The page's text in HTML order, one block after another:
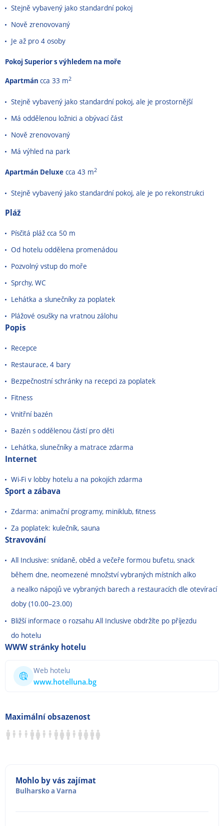
Stejně vybavený jako standardní pokoj
Nově zrenovovaný
Je až pro 4 osoby
Pokoj Superior s výhledem na moře
Apartmán cca 33 m2
Stejně vybavený jako standardní pokoj, ale je prostornější
Má oddělenou ložnici a obývací část
Nově zrenovovaný
Má výhled na park
Apartmán Deluxe cca 43 m2
Stejně vybavený jako standardní pokoj, ale je po rekonstrukci
Pláž
Písčitá pláž cca 50 m
Od hotelu oddělena promenádou
Pozvolný vstup do moře
Sprchy, WC
Lehátka a slunečníky za poplatek
Plážové osušky na vratnou zálohu
Popis
Recepce
Restaurace, 4 bary
Bezpečnostní schránky na recepci za poplatek
Fitness
Vnitřní bazén
Bazén s oddělenou částí pro děti
Lehátka, slunečníky a matrace zdarma
Internet
Wi-Fi v lobby hotelu a na pokojích zdarma
Sport a zábava
Zdarma: animační programy, miniklub, ﬁtness
Za poplatek: kulečník, sauna
Stravování
All Inclusive: snídaně, oběd a večeře formou bufetu, snack
během dne, neomezené množství vybraných místních alko
a nealko nápojů ve vybraných barech a restauracích dle otevírací
doby (10.00–23.00)
Bližší informace o rozsahu All Inclusive obdržíte po příjezdu
do hotelu
WWW stránky hotelu
Web hotelu
www.hotelluna.bg
Maximální obsazenost
Mohlo by vás zajímat
Bulharskoa Varna